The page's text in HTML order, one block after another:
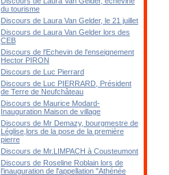
du tourisme
Discours de Laura Van Gelder, le 21 juillet
Discours de Laura Van Gelder lors des
CEB
Discours de l'Echevin de l'enseignement
Hector PIRON
Discours de Luc Pierrard
Discours de Luc PIERRARD, Président
de Terre de Neufchâteau
Discours de Maurice Modard-
Inauguration Maison de village
Discours de Mr Demazy, bourgmestre de
Léglise,lors de la pose de la première
pierre
Discours de Mr.LIMPACH à Cousteumont
Discours de Roseline Roblain lors de
l'inauguration de l'appellation "Athénée